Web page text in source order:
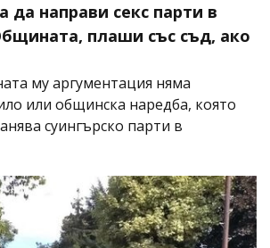
да направи секс парти в
плаши със съд, ако
му аргументация няма
или общинска наредба, която
суингърско парти в